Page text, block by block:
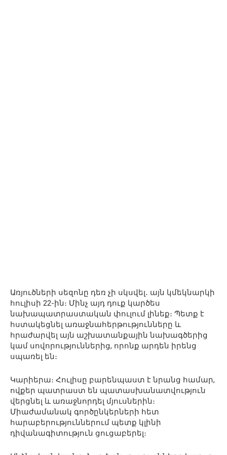
Առյուծների սեզոնը դեռ չի սկսվել․ այն կմեկնարկի
հուլիսի 22-ին։ Մինչ այդ դուք կարծես
նախապատրաստական փուլում լինեք։ Պետք է
հստակեցնել առաջնահերթությունները և
հրաժարվել այն աշխատանքային նախագծերից
կամ սովորություններից, որոնք արդեն իրենց
սպառել են։
Կարիերա։ Հուլիսը բարենպաստ է նրանց համար,
ովքեր պատրաստ են պատասխանատվություն
վերցնել և առաջնորդել մյուսներին։
Միաժամանակ գործընկերների հետ
հարաբերություններում պետք կլինի
դիվանագիտություն ցուցաբերել։